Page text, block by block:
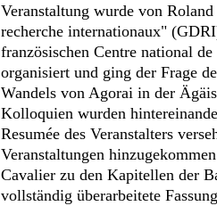
Veranstaltung wurde von
recherche internationaux"
französischen Centre national
organisiert und ging der Frage
Wandels von Agorai in der
Kolloquien wurden
Resumée des Veranstalters
Veranstaltungen
Cavalier zu den Kapitellen der
vollständig überarbeitete